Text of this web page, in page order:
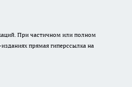
При частичном или полном
прямая гиперссылка на